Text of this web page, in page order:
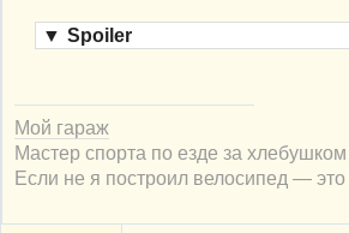
▼ Spoiler
Мой гараж
Мастер спорта по езде за
Если не я построил велосипед —